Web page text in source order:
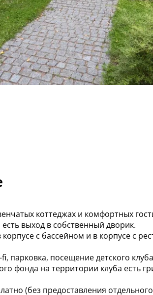
коттеджах и комфортных
выход в собственный дворик.
с бассейном и в корпусе с
парковка, посещение детского
фонда на территории клуба есть
(без предоставления